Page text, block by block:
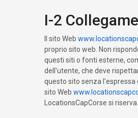
I-2
Il sito Web
proprio sito web. Non
questi siti o fonti esterne,
dell'utente, che deve
questo sito senza l'espressa
sito Web
LocationsCapCorse si